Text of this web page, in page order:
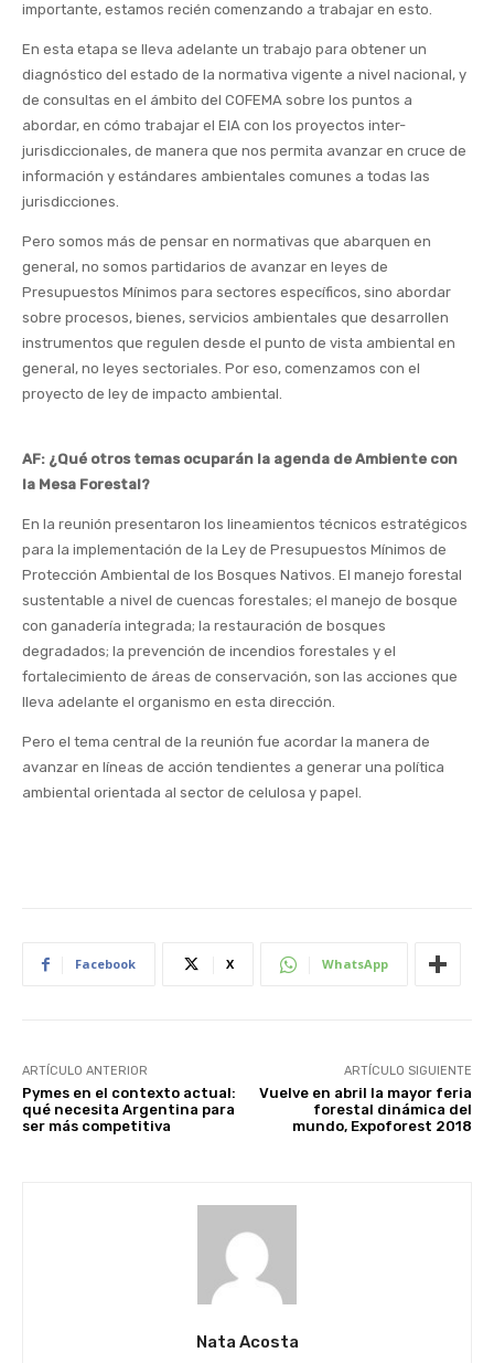
importante, estamos recién comenzando a trabajar en esto.
En esta etapa se lleva adelante un trabajo para obtener un
diagnóstico del estado de la normativa vigente a nivel nacional, y
de consultas en el ámbito del COFEMA sobre los puntos a
abordar, en cómo trabajar el EIA con los proyectos inter-
jurisdiccionales, de manera que nos permita avanzar en cruce de
información y estándares ambientales comunes a todas las
jurisdicciones.
Pero somos más de pensar en normativas que abarquen en
general, no somos partidarios de avanzar en leyes de
Presupuestos Mínimos para sectores específicos, sino abordar
sobre procesos, bienes, servicios ambientales que desarrollen
instrumentos que regulen desde el punto de vista ambiental en
general, no leyes sectoriales. Por eso, comenzamos con el
proyecto de ley de impacto ambiental.
AF: ¿Qué otros temas ocuparán la agenda de Ambiente con
la Mesa Forestal?
En la reunión presentaron los lineamientos técnicos estratégicos
para la implementación de la Ley de Presupuestos Mínimos de
Protección Ambiental de los Bosques Nativos. El manejo forestal
sustentable a nivel de cuencas forestales; el manejo de bosque
con ganadería integrada; la restauración de bosques
degradados; la prevención de incendios forestales y el
fortalecimiento de áreas de conservación, son las acciones que
lleva adelante el organismo en esta dirección.
Pero el tema central de la reunión fue acordar la manera de
avanzar en líneas de acción tendientes a generar una política
ambiental orientada al sector de celulosa y papel.
Facebook X WhatsApp
ARTÍCULO ANTERIOR
Pymes en el contexto actual:
qué necesita Argentina para
ser más competitiva
ARTÍCULO SIGUIENTE
Vuelve en abril la mayor feria
forestal dinámica del
mundo, Expoforest 2018
Nata Acosta